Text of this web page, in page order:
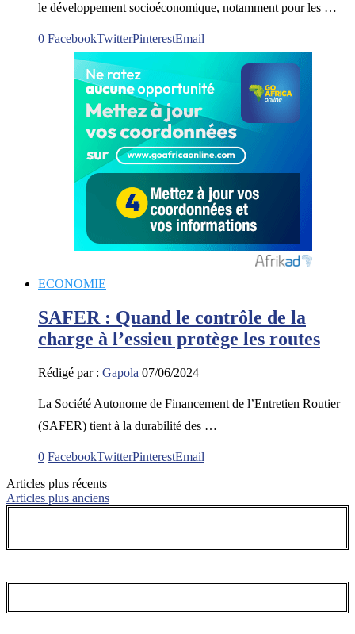
le développement socioéconomique, notamment pour les …
0 FacebookTwitterPinterestEmail
ECONOMIE
SAFER : Quand le contrôle de la
charge à l’essieu protège les routes
Rédigé par : Gapola 07/06/2024
La Société Autonome de Financement de l’Entretien Routier
(SAFER) tient à la durabilité des …
0 FacebookTwitterPinterestEmail
Articles plus récents
Articles plus anciens